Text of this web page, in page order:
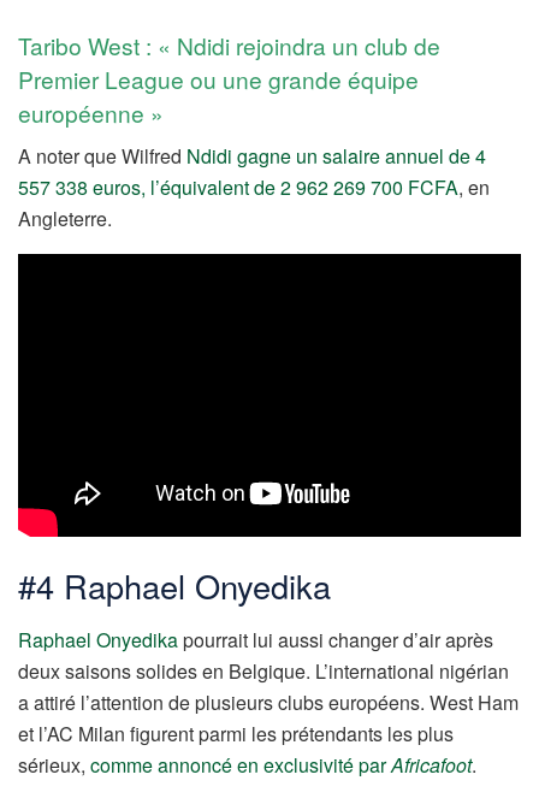
Taribo West : « Ndidi rejoindra un club de
Premier League ou une grande équipe
européenne »
A noter que Wilfred Ndidi gagne un salaire annuel de 4
557 338 euros, l’équivalent de 2 962 269 700 FCFA, en
Angleterre.
#4 Raphael Onyedika
Raphael Onyedikapourrait lui aussi changer d’air après
deux saisons solides en Belgique. L’international nigérian
a attiré l’attention de plusieurs clubs européens. West Ham
et l’AC Milan figurent parmi les prétendants les plus
sérieux, comme annoncé en exclusivité parAfricafoot.